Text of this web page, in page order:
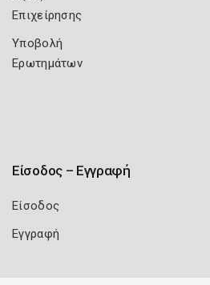
Επιχείρησης
Υποβολή
Ερωτημάτων
Είσοδος – Εγγραφή
Είσοδος
Εγγραφή